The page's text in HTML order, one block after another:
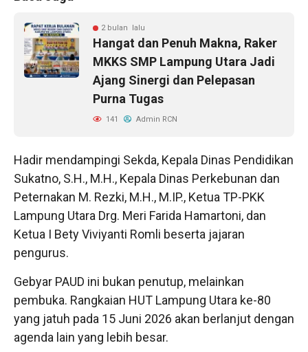
2 bulan lalu
Hangat dan Penuh Makna, Raker
MKKS SMP Lampung Utara Jadi
Ajang Sinergi dan Pelepasan
Purna Tugas
141 Admin RCN
Hadir mendampingi Sekda, Kepala Dinas Pendidikan
Sukatno, S.H., M.H., Kepala Dinas Perkebunan dan
Peternakan M. Rezki, M.H., M.IP., Ketua TP-PKK
Lampung Utara Drg. Meri Farida Hamartoni, dan
Ketua I Bety Viviyanti Romli beserta jajaran
pengurus.
Gebyar PAUD ini bukan penutup, melainkan
pembuka. Rangkaian HUT Lampung Utara ke-80
yang jatuh pada 15 Juni 2026 akan berlanjut dengan
agenda lain yang lebih besar.